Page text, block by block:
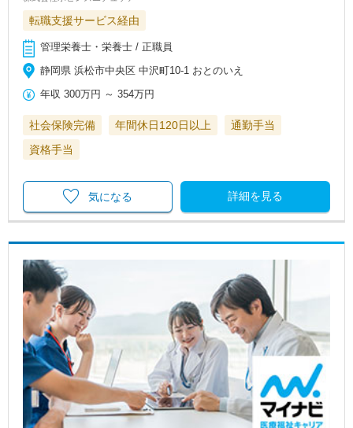
転職支援サービス経由
管理栄養士・栄養士 / 正職員
静岡県 浜松市中央区 中沢町10-1 おとのいえ
年収 300万円 ～354万円
社会保険完備 年間休日120日以上
通勤手当
資格手当
詳細を見る
気になる